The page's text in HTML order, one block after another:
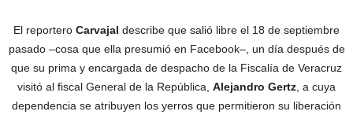
El reportero Carvajal describe que salió libre el 18 de septiembre
pasado –cosa que ella presumió en Facebook–, un día después de
que su prima y encargada de despacho de la Fiscalía de Veracruz
visitó al fiscal General de la República, Alejandro Gertz , a cuya
dependencia se atribuyen los yerros que permitieron su liberación